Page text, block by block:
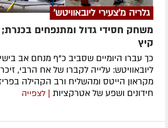
גלריה מ'צעירי ליובאוויטש'
קיץ
כך עברו היומיים שסביב כ"ף מנחם אב
ליובאוויטש: עלייה לקברו של אח הרבי,
מקראון הייטס ומהשליח ורב הקהילה
חידונים ושפע של אטרקציות | לצפייה